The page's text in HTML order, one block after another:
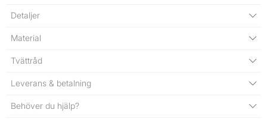
Detaljer
Material
Tvättråd
Leverans & betalning
Behöver du hjälp?